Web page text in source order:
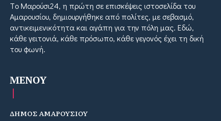
Tο Μαρούσι24, η πρώτη σε επισκέψεις ιστοσελίδα του
Αμαρουσίου, δημιουργήθηκε από πολίτες, με σεβασμό,
αντικειμενικότητα και αγάπη για την πόλη μας. Εδώ,
κάθε γειτονιά, κάθε πρόσωπο, κάθε γεγονός έχει τη δική
του φωνή.
MENOY
ΔΗΜΟΣ ΑΜΑΡΟΥΣΙΟΥ